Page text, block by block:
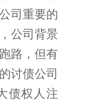
司重要的
公司背景
路，但有
讨债公司
债权人注